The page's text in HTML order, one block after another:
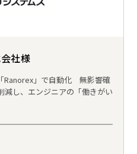
社様
Ranorex」で自動化 無影響確
減し、エンジニアの「働きがい